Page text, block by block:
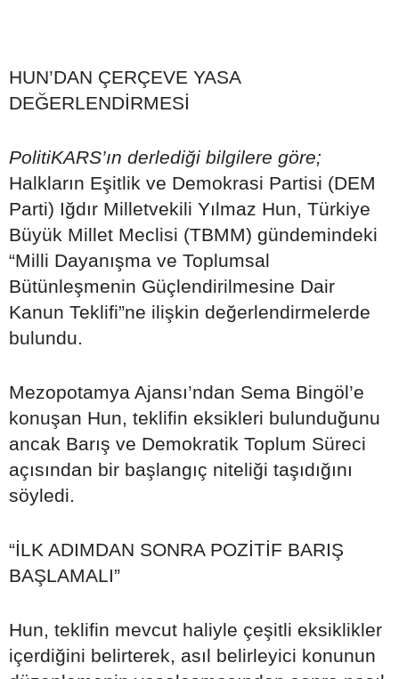
HUN’DAN ÇERÇEVE YASA
DEĞERLENDİRMESİ
PolitiKARS’ın derlediği bilgilere göre;
Halkların Eşitlik ve Demokrasi Partisi (DEM
Parti) Iğdır Milletvekili Yılmaz Hun, Türkiye
Büyük Millet Meclisi (TBMM) gündemindeki
“Milli Dayanışma ve Toplumsal
Bütünleşmenin Güçlendirilmesine Dair
Kanun Teklifi”ne ilişkin değerlendirmelerde
bulundu.
Mezopotamya Ajansı’ndan Sema Bingöl’e
konuşan Hun, teklifin eksikleri bulunduğunu
ancak Barış ve Demokratik Toplum Süreci
açısından bir başlangıç niteliği taşıdığını
söyledi.
“İLK ADIMDAN SONRA POZİTİF BARIŞ
BAŞLAMALI”
Hun, teklifin mevcut haliyle çeşitli eksiklikler
içerdiğini belirterek, asıl belirleyici konunun